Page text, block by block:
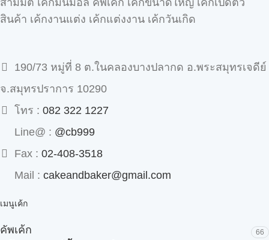
สามมิติ เค้กมินิม่อล คัพเค้ก เค้กขนาดใหญ่ เค้กเปิดตัว
สินค้า เค้กงานแต่ง เค้กแต่งงาน เค้กวันเกิด
190/73 หมู่ที่ 8 ต.ในคลองบางปลากด อ.พระสมุทรเจดีย์
จ.สมุทรปราการ 10290
โทร : 082 322 1227
Line@ : @cb999
Fax : 02-408-3518
Mail : cakeandbaker@gmail.com
เมนูเค้ก
คัพเค้ก 66